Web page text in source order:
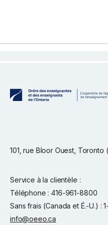
101, rue Bloor Ouest, Toronto
Service à la clientèle :
Téléphone : 416-961-8800
Sans frais (Canada et É.-U.) :
info@oeeo.ca